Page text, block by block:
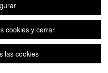
cookies y cerrar
las cookies
de eventos Symposium